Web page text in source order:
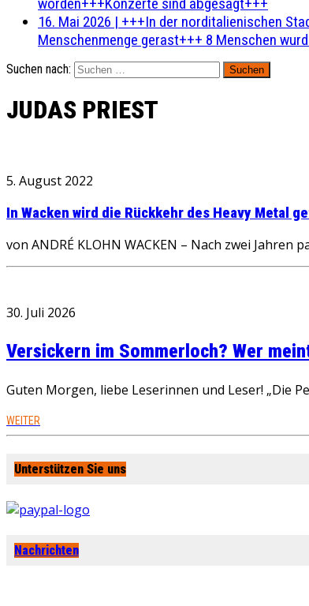
16. Mai 2026 | +++In der norditalienischen
Menschenmenge gerast+++ 8 Menschen
Suchen nach:
JUDAS PRIEST
5. August 2022
In Wacken wird die Rückkehr des Heavy Metal
von ANDRÉ KLOHN WACKEN – Nach zwei
30. Juli 2026
Versickern im Sommerloch? Wer
Guten Morgen, liebe Leserinnen und Leser! „Die
WEITER
Unterstützen Sie uns
Nachrichten